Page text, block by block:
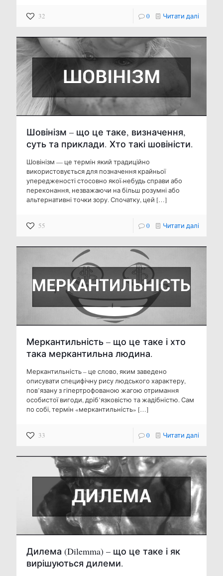
32 0 Читати далі
Шовінізм – що це таке, визначення,
суть та приклади. Хто такі шовіністи.
Шовінізм — це термін який традиційно
використовується для позначення крайньої
упередженості стосовно якої-небудь справи або
переконання, незважаючи на більш розумні або
альтернативні точки зору. Спочатку, цей […]
55 0 Читати далі
Меркантильність – що це таке і хто
така меркантильна людина.
Меркантильність – це слово, яким заведено
описувати специфічну рису людського характеру,
пов’язану з гіпертрофованою жагою отримання
особистої вигоди, дріб’язковістю та жадібністю. Сам
по собі, термін «меркантильність» […]
33 0 Читати далі
Дилема (Dilemma) – що це таке і як
вирішуються дилеми.